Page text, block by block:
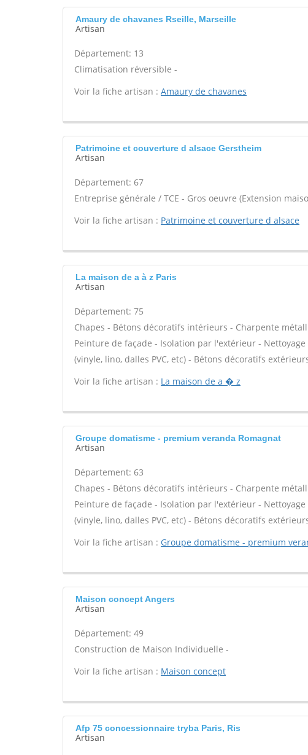
Amaury de chavanes Rseille, Marseille
Artisan
Département: 13
Climatisation réversible -
Voir la fiche artisan : Amaury de chavanes
Patrimoine et couverture d alsace Gerstheim
Artisan
Département: 67
Entreprise générale / TCE - Gros oeuvre (Extension
Voir la fiche artisan : Patrimoine et couverture d alsace
La maison de a à z Paris
Artisan
Département: 75
Chapes - Bétons décoratifs intérieurs - Charpente
Peinture de façade - Isolation par l'extérieur -
(vinyle, lino, dalles PVC, etc) - Bétons décoratifs
Voir la fiche artisan : La maison de a � z
Groupe domatisme - premium veranda Romagnat
Artisan
Département: 63
Chapes - Bétons décoratifs intérieurs - Charpente
Peinture de façade - Isolation par l'extérieur -
(vinyle, lino, dalles PVC, etc) - Bétons décoratifs
Voir la fiche artisan : Groupe domatisme - premium
Maison concept Angers
Artisan
Département: 49
Construction de Maison Individuelle -
Voir la fiche artisan : Maison concept
Afp 75 concessionnaire tryba Paris, Ris
Artisan